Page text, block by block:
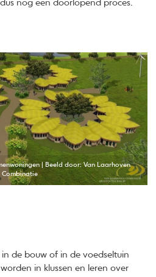
nog een doorlopend proces.
| Beeld door: Van Laarhoven
Combinatie
in de bouw of in de voedseltuin
in klussen en leren over